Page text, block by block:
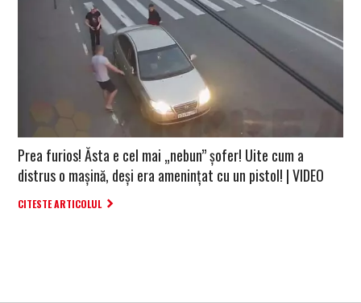
Prea furios! Ăsta e cel mai „nebun” șofer! Uite cum a
distrus o mașină, deși era amenințat cu un pistol! | VIDEO
CITESTE ARTICOLUL